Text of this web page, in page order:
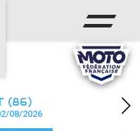
(86)
08/2026